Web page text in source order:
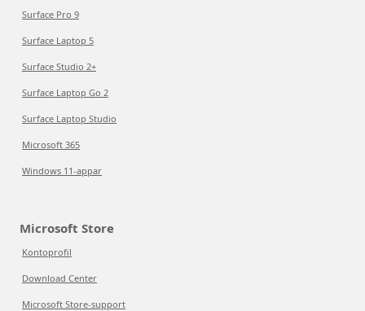
Surface Pro 9
Surface Laptop 5
Surface Studio 2+
Surface Laptop Go 2
Surface Laptop Studio
Microsoft 365
Windows 11-appar
Microsoft Store
Kontoprofil
Download Center
Microsoft Store-support